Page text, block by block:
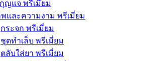
ญแจ พรีเมี่ยม
และความงาม พรีเมี่ยม
กระจก พรีเมี่ยม
ชุดทำเล็บ พรีเมี่ยม
ตลับใส่ยา พรีเมี่ยม